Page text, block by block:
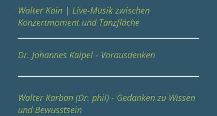
Walter Kain | Live-Musik zwischen
Konzertmoment und Tanzfläche
Dr. Johannes Kaipel - Vorausdenken
Walter Karban (Dr. phil) - Gedanken zu Wissen
und Bewusstsein